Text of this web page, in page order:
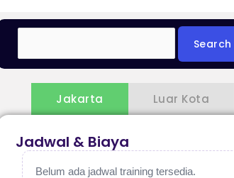
Jakarta Luar Kota
Jadwal & Biaya
Belum ada jadwal training tersedia.